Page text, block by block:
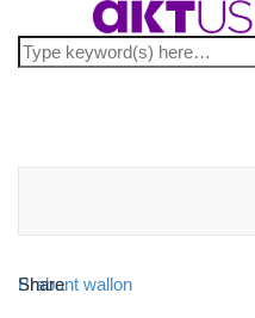
Brabant wallon
Share